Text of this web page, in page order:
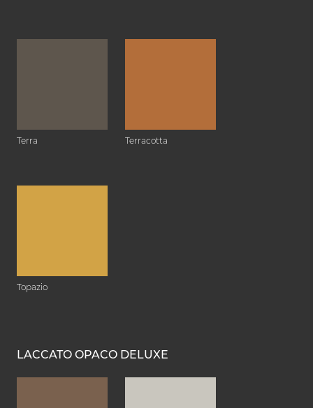
Terra Terracotta
Topazio
LACCATO OPACO DELUXE